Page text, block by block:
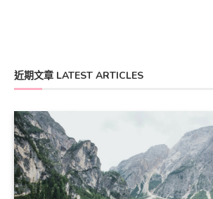
近期文章 LATEST ARTICLES